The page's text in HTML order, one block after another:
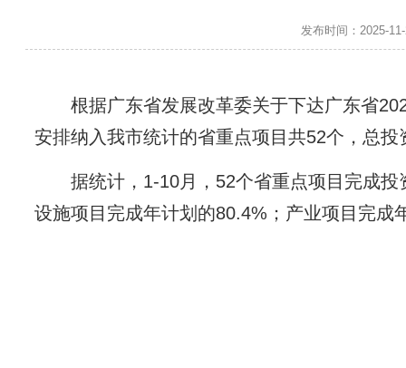
发布时间：2025-
根据广东省发展改革委关于下达广东省
安排纳入我市统计的省重点项目共52个，总
据统计，1-10月，52个省重点项目完成投
设施项目完成年计划的80.4%；产业项目完